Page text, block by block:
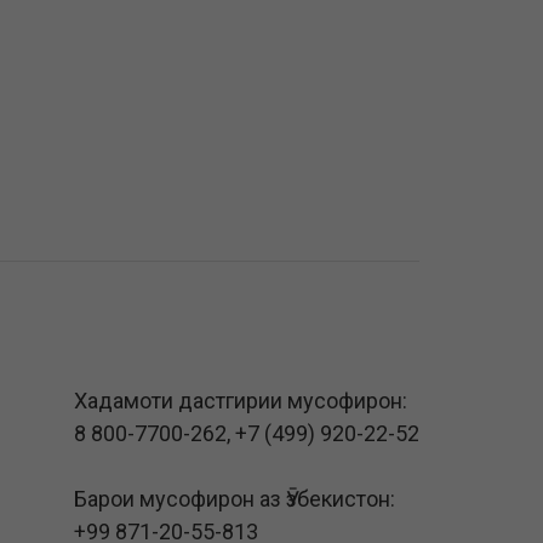
Хадамоти дастгирии мусофирон:
8 800-7700-262,+7 (499) 920-22-52
Барои мусофирон аз Ӯзбекистон:
+99 871-20-55-813